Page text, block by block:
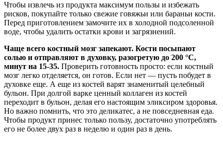
Чтобы извлечь из продукта максимум пользы и избежать
рисков, покупайте только свежие говяжьи или бараньи кости.
Перед приготовлением замочите их в холодной подсоленной
воде, чтобы удалить остатки крови и загрязнений.
Чаще всего костный мозг запекают. Кости посыпают
солью и отправляют в духовку, разогретую до 200 °C,
минут на 15-35. Проверить готовность просто: если костный
мозг легко отделяется, он готов. Если нет — пусть побудет в
духовке еще. А еще из костей варят знаменитый целебный
бульон. При долгой варке ценный коллаген из костей
переходит в бульон, делая его настоящим эликсиром здоровья.
Но важно помнить, что это деликатес, а не повседневная еда.
Чтобы продукт принес только пользу, достаточно употреблять
его не более двух раз в неделю и один раз в день.